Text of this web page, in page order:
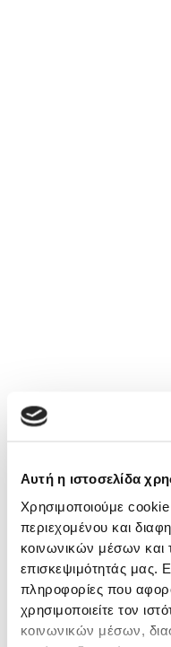
Αυτή η ιστοσελίδα
Χρησιμοποιούμε cookie
περιεχομένου και
κοινωνικών μέσων και
επισκεψιμότητάς μας.
πληροφορίες που
χρησιμοποιείτε τον
κοινωνικών μέσων,